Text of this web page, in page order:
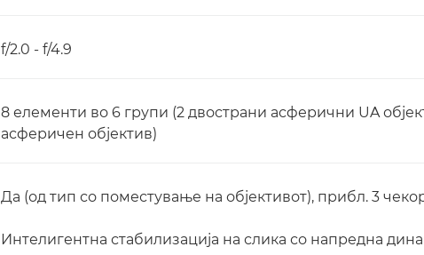
f/2.0 - f/4.9
8 елементи во 6 групи (2 двострани асферични UA
асферичен објектив)
Да (од тип со поместување на објективот), прибл. 3
Интелигентна стабилизација на слика со напредна